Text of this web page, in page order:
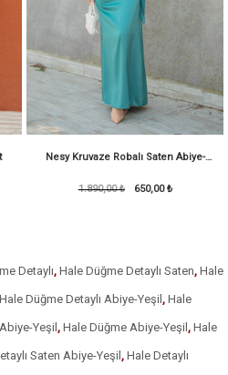
Nesy Kruvaze Robalı Saten Abiye-
KoyuMint650,00 ₺
1.890,00 ₺
Detaylı, Hale Düğme Detaylı Saten, Hale
Hale Düğme Detaylı Abiye-Yeşil , Hale
Yeşil , Hale Düğme Abiye-Yeşil , Hale
Saten Abiye-Yeşil , Hale Detaylı